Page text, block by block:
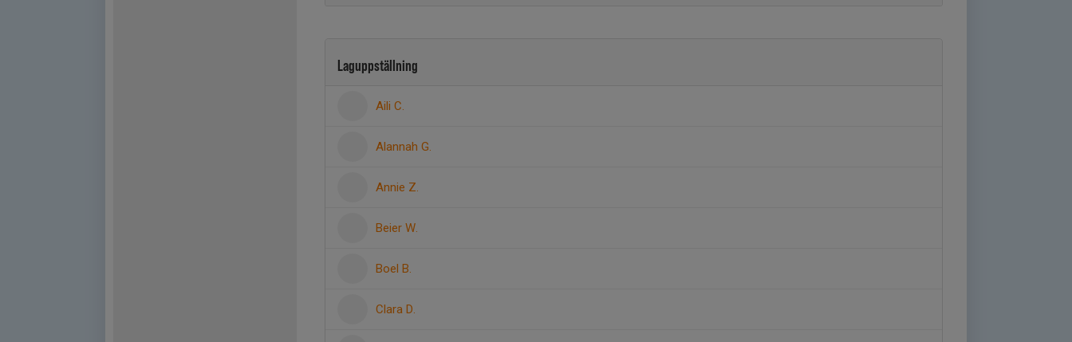
Laguppställning
Aili C.
Alannah G.
Annie Z.
Beier W.
Boel B.
Clara D.